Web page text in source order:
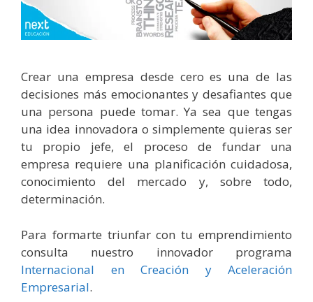
Crear una empresa desde cero es una de las
decisiones más emocionantes y desafiantes que
una persona puede tomar. Ya sea que tengas
una idea innovadora o simplemente quieras ser
tu propio jefe, el proceso de fundar una
empresa requiere una planificación cuidadosa,
conocimiento del mercado y, sobre todo,
determinación.
Para formarte triunfar con tu emprendimiento
consulta nuestro innovador programa
Internacional en Creación y Aceleración
Empresarial.